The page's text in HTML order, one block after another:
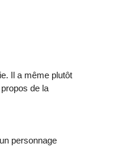
Il a même plutôt
de la
personnage